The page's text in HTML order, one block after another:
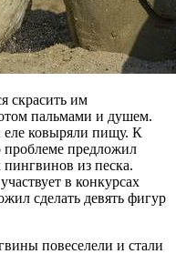
скрасить им
пальмами и душем.
ковыряли пищу. К
проблеме предложил
пингвинов из песка.
в конкурсах
сделать девять фигур
повеселели и стали